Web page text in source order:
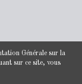
Générale sur la
sur ce site, vous